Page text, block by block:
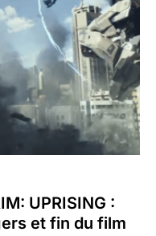
UPRISING :
et fin du film